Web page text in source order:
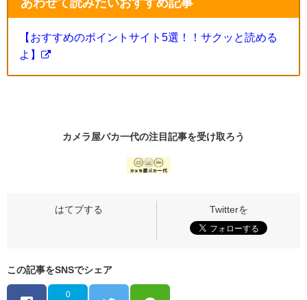
あわせて読みたいおすすめ記事
【おすすめのポイントサイト5選！！サクッと読める
よ】
カメラ屋バカ一代の注目記事を受け取ろう
この記事をSNSでシェア
0